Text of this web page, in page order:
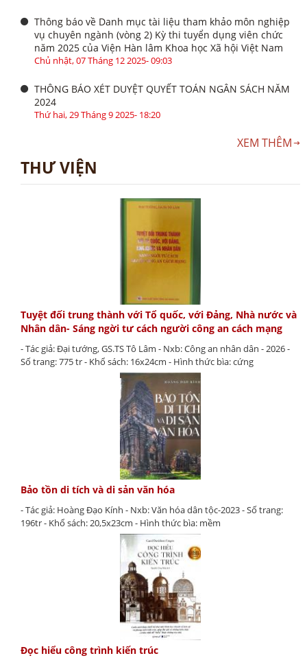
Thông báo về Danh mục tài liệu tham khảo môn nghiệp
vụ chuyên ngành (vòng 2) Kỳ thi tuyển dụng viên chức
năm 2025 của Viện Hàn lâm Khoa học Xã hội Việt Nam
Chủ nhật, 07 Tháng 12 2025- 09:03
THÔNG BÁO XÉT DUYỆT QUYẾT TOÁN NGÂN SÁCH NĂM
2024
Thứ hai, 29 Tháng 9 2025- 18:20
XEM THÊM
THƯ VIỆN
Tuyệt đối trung thành với Tổ quốc, với Đảng, Nhà nước và
Nhân dân- Sáng ngời tư cách người công an cách mạng
- Tác giả: Đại tướng, GS.TS Tô Lâm - Nxb: Công an nhân dân - 2026 -
Số trang: 775 tr - Khổ sách: 16x24cm - Hình thức bìa: cứng
Bảo tồn di tích và di sản văn hóa
- Tác giả: Hoàng Đạo Kính - Nxb: Văn hóa dân tộc-2023 - Số trang:
196tr - Khổ sách: 20,5x23cm - Hình thức bìa: mềm
Đọc hiểu công trình kiến trúc